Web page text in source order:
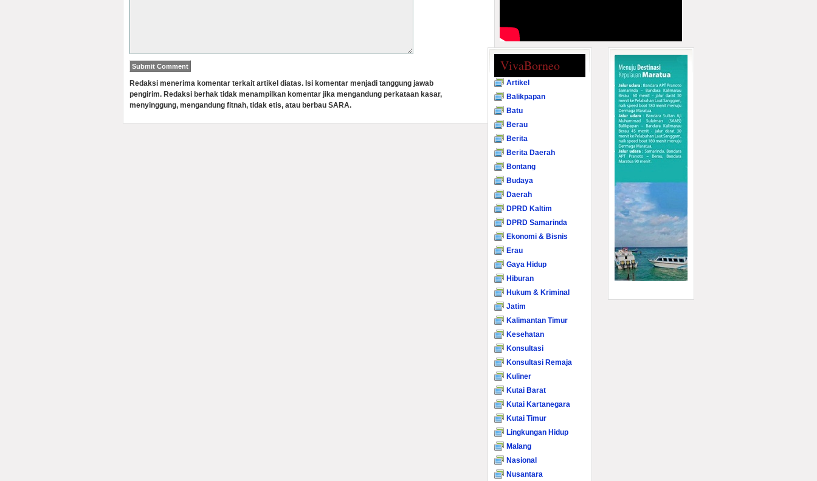
Redaksi menerima komentar terkait artikel diatas. Isi komentar menjadi tanggung jawab
pengirim. Redaksi berhak tidak menampilkan komentar jika mengandung perkataan kasar,
menyinggung, mengandung fitnah, tidak etis, atau berbau SARA.
VivaBorneo
Artikel
Balikpapan
Batu
Berau
Berita
Berita Daerah
Bontang
Budaya
Daerah
DPRD Kaltim
DPRD Samarinda
Ekonomi & Bisnis
Erau
Gaya Hidup
Hiburan
Hukum & Kriminal
Jatim
Kalimantan Timur
Kesehatan
Konsultasi
Konsultasi Remaja
Kuliner
Kutai Barat
Kutai Kartanegara
Kutai Timur
Lingkungan Hidup
Malang
Nasional
Nusantara